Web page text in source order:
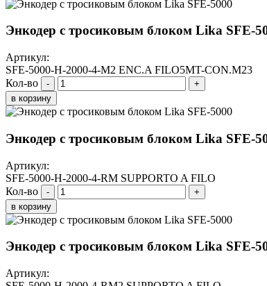
Энкодер с тросиковым блоком Lika SFE-
Артикул:
SFE-5000-H-2000-4-M2 ENC.A FILO5MT-CON.M23
Кол-во
-
+
в корзину
Энкодер с тросиковым блоком Lika SFE-
Артикул:
SFE-5000-H-2000-4-RM SUPPORTO A FILO
Кол-во
-
+
в корзину
Энкодер с тросиковым блоком Lika SFE-
Артикул: